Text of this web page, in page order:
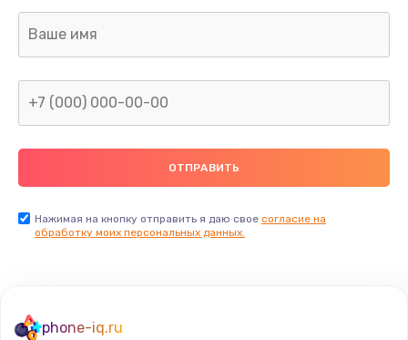
Замена шлейфа матрицы
2600 руб.
Замена видеочипа
Ремонт разъема питания
Нажимая на кнопку отправить я даю свое согласие на
обработку моих персональных данных.
phone-iq.ru